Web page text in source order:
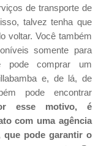
de transporte de
talvez tenha que
voltar. Você também
somente para
pode comprar um
e, de lá, de
pode encontrar
esse motivo, é
com uma agência
que pode garantir o